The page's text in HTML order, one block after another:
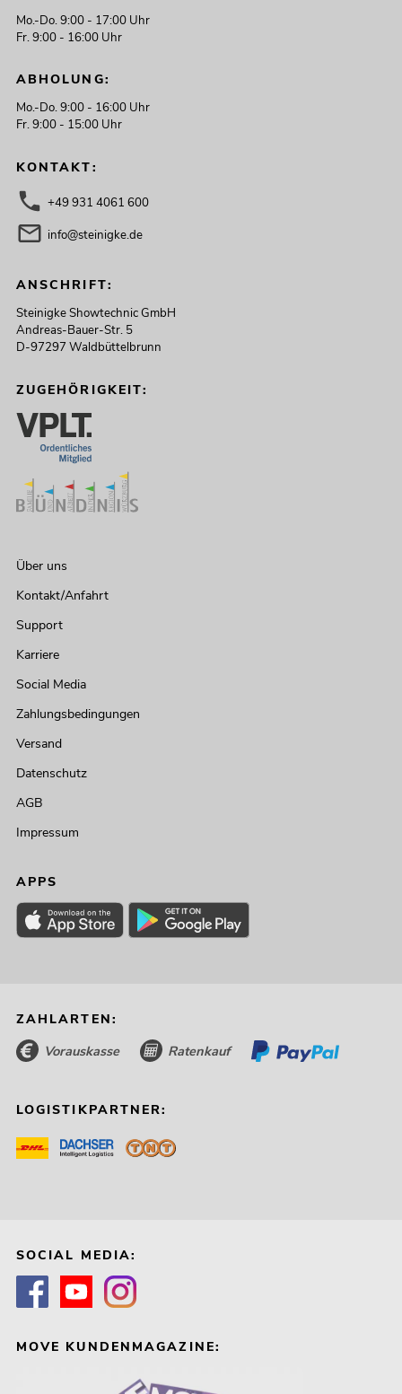
Mo.-Do. 9:00 - 17:00 Uhr
Fr. 9:00 - 16:00 Uhr
ABHOLUNG:
Mo.-Do. 9:00 - 16:00 Uhr
Fr. 9:00 - 15:00 Uhr
KONTAKT:
+49 931 4061 600
info@steinigke.de
ANSCHRIFT:
Steinigke Showtechnic GmbH
Andreas-Bauer-Str. 5
D-97297 Waldbüttelbrunn
ZUGEHÖRIGKEIT:
Über uns
Kontakt/Anfahrt
Support
Karriere
Social Media
Zahlungsbedingungen
Versand
Datenschutz
AGB
Impressum
APPS
ZAHLARTEN:
Vorauskasse Ratenkauf
LOGISTIKPARTNER:
SOCIAL MEDIA:
MOVE KUNDENMAGAZINE: